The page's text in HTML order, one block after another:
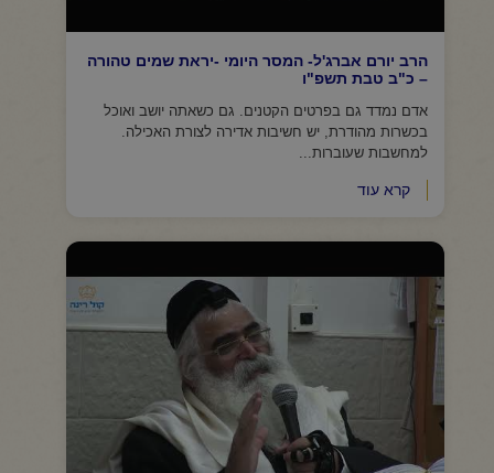
הרב יורם אברג'ל- המסר היומי -יראת שמים טהורה
– כ"ב טבת תשפ"ו
אדם נמדד גם בפרטים הקטנים. גם כשאתה יושב ואוכל
בכשרות מהודרת, יש חשיבות אדירה לצורת האכילה.
למחשבות שעוברות...
קרא עוד